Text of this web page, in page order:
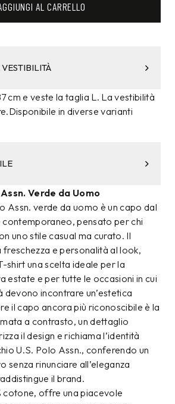
AL CARRELLO
cm e veste la taglia L. La vestibilità
in diverse varianti
Verde da Uomo
Assn. verde da uomo è un capo dal
pensato per chi
uno stile casual ma curato. Il
e personalità al look,
shirt una scelta ideale per la
estate e per tutte le occasioni in cui
incontrare un’estetica
il capo ancora più riconoscibile è la
a contrasto, un dettaglio
il design e richiama l’identità
U.S. Polo Assn., conferendo un
senza rinunciare all’eleganza
il brand.
cotone, offre una piacevole